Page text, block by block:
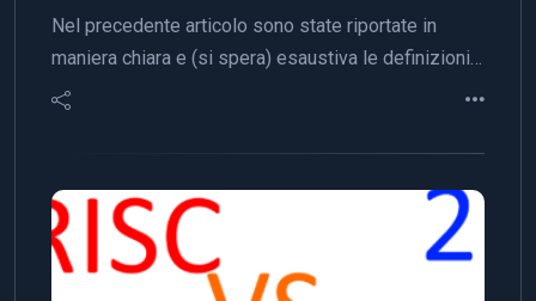
Nel precedente articolo sono state riportate in
maniera chiara e (si spera) esaustiva le definizioni…